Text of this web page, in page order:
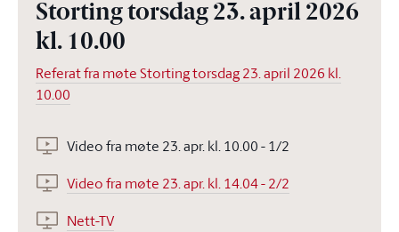
Storting torsdag 23. april 2026
kl. 10.00
Referat fra møte Storting torsdag 23. april 2026 kl.
10.00
Video fra møte 23. apr. kl. 10.00 - 1/2
Video fra møte 23. apr. kl. 14.04 - 2/2
Nett-TV